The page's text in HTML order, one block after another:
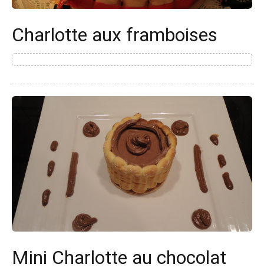
Charlotte aux framboises
Mini Charlotte au chocolat